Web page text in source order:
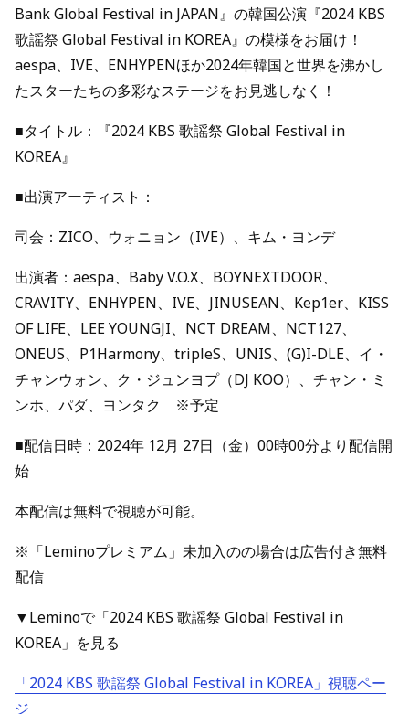
Bank Global Festival in JAPAN』の韓国公演『2024 KBS
歌謡祭 Global Festival in KOREA』の模様をお届け！
aespa、IVE、ENHYPENほか2024年韓国と世界を沸かし
たスターたちの多彩なステージをお見逃しなく！
■タイトル：『2024 KBS 歌謡祭 Global Festival in
KOREA』
■出演アーティスト：
司会：ZICO、ウォニョン（IVE）、キム・ヨンデ
出演者：aespa、Baby V.O.X、BOYNEXTDOOR、
CRAVITY、ENHYPEN、IVE、JINUSEAN、Kep1er、KISS
OF LIFE、LEE YOUNGJI、NCT DREAM、NCT127、
ONEUS、P1Harmony、tripleS、UNIS、(G)I-DLE、イ・
チャンウォン、ク・ジュンヨプ（DJ KOO）、チャン・ミ
ンホ、パダ、ヨンタク ※予定
■配信日時：2024年 12月 27日（金）00時00分より配信開
始
本配信は無料で視聴が可能。
※「Leminoプレミアム」未加入のの場合は広告付き無料
配信
▼Leminoで「2024 KBS 歌謡祭 Global Festival in
KOREA」を見る
「2024 KBS 歌謡祭 Global Festival in KOREA」視聴ペー
ジ